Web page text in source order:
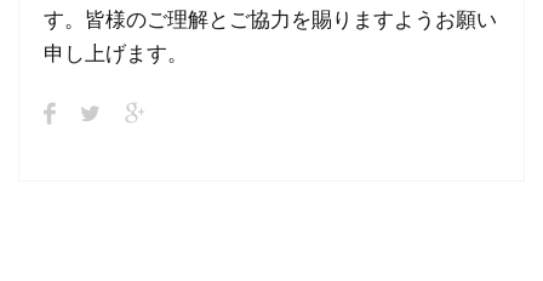
す。皆様のご理解とご協力を賜りますようお願い
申し上げます。